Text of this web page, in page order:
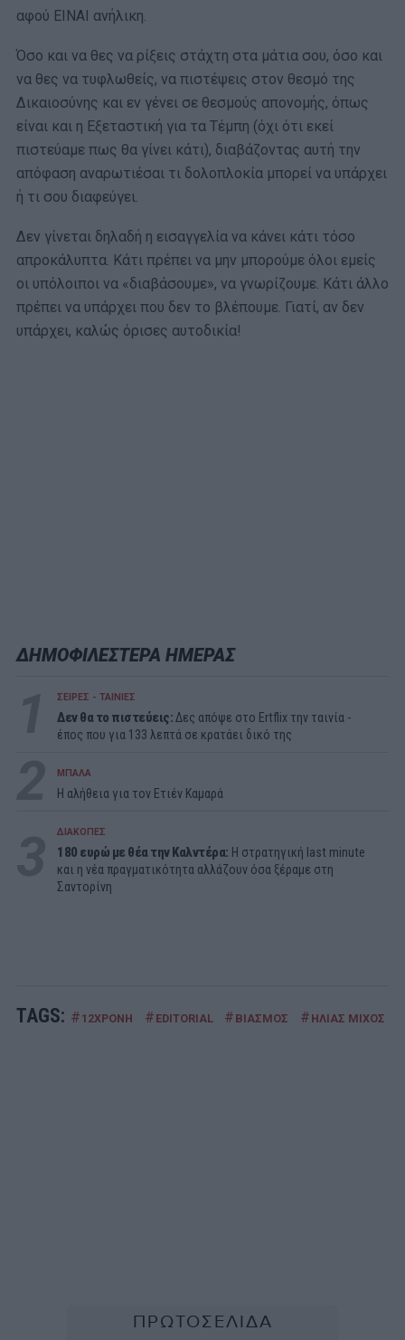
αφού ΕΙΝΑΙ ανήλικη.
Όσο και να θες να ρίξεις στάχτη στα μάτια σου, όσο και
να θες να τυφλωθείς, να πιστέψεις στον θεσμό της
Δικαιοσύνης και εν γένει σε θεσμούς απονομής, όπως
είναι και η Εξεταστική για τα Τέμπη (όχι ότι εκεί
πιστεύαμε πως θα γίνει κάτι), διαβάζοντας αυτή την
απόφαση αναρωτιέσαι τι δολοπλοκία μπορεί να υπάρχει
ή τι σου διαφεύγει.
Δεν γίνεται δηλαδή η εισαγγελία να κάνει κάτι τόσο
απροκάλυπτα. Κάτι πρέπει να μην μπορούμε όλοι εμείς
οι υπόλοιποι να «διαβάσουμε», να γνωρίζουμε. Κάτι άλλο
πρέπει να υπάρχει που δεν το βλέπουμε. Γιατί, αν δεν
υπάρχει, καλώς όρισες αυτοδικία!
ΔΗΜΟΦΙΛΕΣΤΕΡΑ ΗΜΕΡΑΣ
ΣΕΙΡΕΣ - ΤΑΙΝΙΕΣ
Δεν θα το πιστεύεις:Δες απόψε στο Ertflix την ταινία -
έπος που για 133 λεπτά σε κρατάει δικό της
ΜΠΑΛΑ
Η αλήθεια για τον Ετιέν Καμαρά
ΔΙΑΚΟΠΕΣ
180 ευρώ με θέα την Καλντέρα: Η στρατηγική last minute
και η νέα πραγματικότητα αλλάζουν όσα ξέραμε στη
Σαντορίνη
TAGS: # 12ΧΡΟΝΗ # EDITORIAL # ΒΙΑΣΜΟΣ # ΗΛΙΑΣ ΜΙΧΟΣ